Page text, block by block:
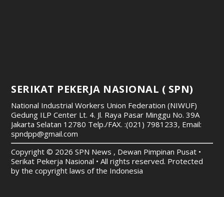
SERIKAT PEKERJA NASIONAL ( SPN)
National Industrial Workers Union Federation (NIWUF)
Gedung ILP Center Lt. 4. Jl. Raya Pasar Minggu No. 39A
Jakarta Selatan 12780 Telp./FAX. :(021) 7981233, Email:
spndpp@gmail.com
Copyright © 2026 SPN News , Dewan Pimpinan Pusat •
Serikat Pekerja Nasional • All rights reserved. Protected
by the copyright laws of the Indonesia